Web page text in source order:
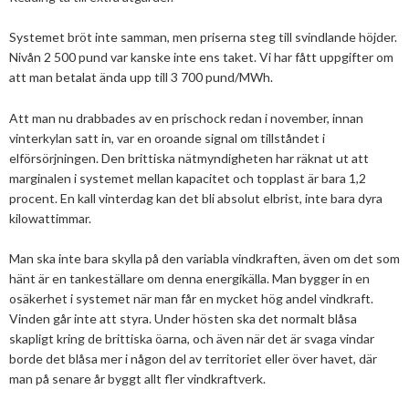
Februari
Mars
Januari
Mars
April
Februari
Januari
Juni
Mars
Februari
Januari
September
Maj
April
Januari
September
Juni
April
Mars
Januari
April
Februari
Januari
November
September
Augusti
Juni
Mars
Februari
Januari
2016
Oktober
September
Augusti
Juni
Maj
April
Mars
November
Oktober
September
Juli
Maj
Mars
Februari
2014
Augusti
Juni
April
Mars
Februari
Januari
2013
November
September
Augusti
Maj
April
2012
Oktober
September
Augusti
Juli
December
November
Oktober
September
2010
December
November
September
2009
December
November
2008
December
2007
Avslutade projekt
BioDriv
Jan Häckners bioenergistipendium
Systemet bröt inte samman, men priserna steg till svindlande höjder.
Nivån 2 500 pund var kanske inte ens taket. Vi har fått uppgifter om
att man betalat ända upp till 3 700 pund/MWh.
Att man nu drabbades av en prischock redan i november, innan
vinterkylan satt in, var en oroande signal om tillståndet i
elförsörjningen. Den brittiska nätmyndigheten har räknat ut att
marginalen i systemet mellan kapacitet och topplast är bara 1,2
procent. En kall vinterdag kan det bli absolut elbrist, inte bara dyra
kilowattimmar.
Man ska inte bara skylla på den variabla vindkraften, även om det som
hänt är en tankeställare om denna energikälla. Man bygger in en
osäkerhet i systemet när man får en mycket hög andel vindkraft.
Vinden går inte att styra. Under hösten ska det normalt blåsa
skapligt kring de brittiska öarna, och även när det är svaga vindar
borde det blåsa mer i någon del av territoriet eller över havet, där
man på senare år byggt allt fler vindkraftverk.